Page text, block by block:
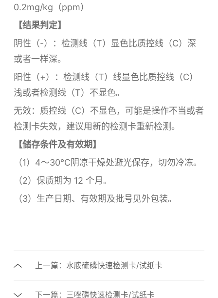
0.2mg/kg（ppm）
【结果判定】
阴性（-）：检测线（T）显色比质控线（C）深
或者一样深。
阳性（+）：检测线（T）线显色比质控线（C）
浅或者检测线（T）不显色。
无效：质控线（C）不显色，可能是操作不当或者
检测卡失效，建议用新的检测卡重新检测。
【储存条件及有效期】
（1）4～30℃阴凉干燥处避光保存，切勿冷冻。
（2）保质期为 12 个月。
（3）生产日期、有效期及批号见外包装。
上一篇：水胺硫磷快速检测卡/试纸卡
下一篇：三唑磷快速检测卡/试纸卡